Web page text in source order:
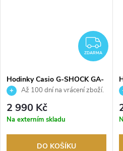
ZDARMA
Hodinky Casio G-SHOCK GA-
100B-4AER
Až 100 dní na vrácení zboží.
Autorizovaný prodejce.
2 990 Kč
Na externím skladu
DO KOŠÍKU